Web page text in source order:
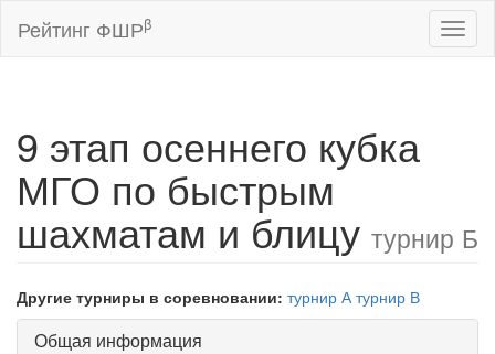
Рейтинг ФШРβ
9 этап осеннего кубка
МГО по быстрым
шахматам и блицу турнир Б
Другие турниры в соревновании: турнир А турнир В
Общая информация